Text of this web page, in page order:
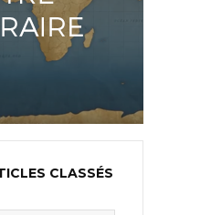
CLASSÉS